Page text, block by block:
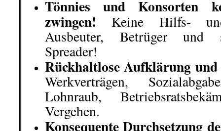
Verlinkte- und mit Namen
nicht in allen Punkten der
Die Redaktion freut
und bittet um Texte
eMail:
[/hide-this-par